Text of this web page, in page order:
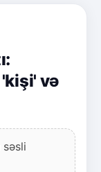
və
səsli